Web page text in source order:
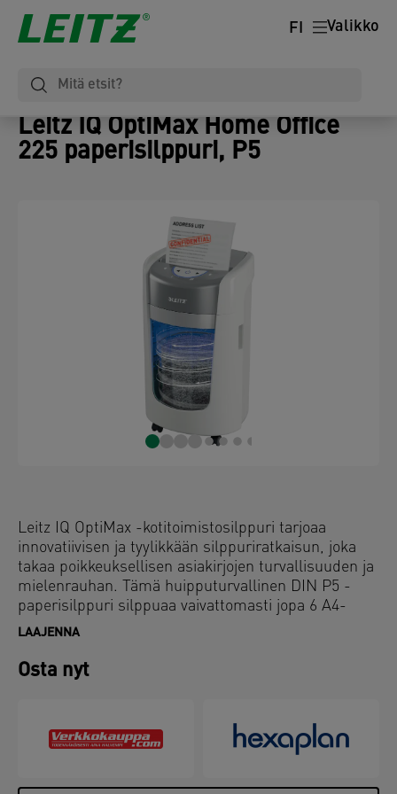
Valikko
FI
Leitz IQ OptiMax Home Office
225 paperisilppuri, P5
Leitz IQ OptiMax -kotitoimistosilppuri tarjoaa
innovatiivisen ja tyylikkään silppuriratkaisun, joka
takaa poikkeuksellisen asiakirjojen turvallisuuden ja
mielenrauhan. Tämä huipputurvallinen DIN P5 -
paperisilppuri silppuaa vaivattomasti jopa 6 A4-
arkkia kerrallaan mikroleikatuiksi paloiksi, joten se
kotitoimistokäyttöön. Ainutlaatuisen
pyörimistekniikan ansiosta Optimax silppuri
varmistaa tasaisen paperin jakautumisen, estäen
silppukasoja muodostumasta ja mahdollistaa jopa
LAAJENNA
Osta nyt